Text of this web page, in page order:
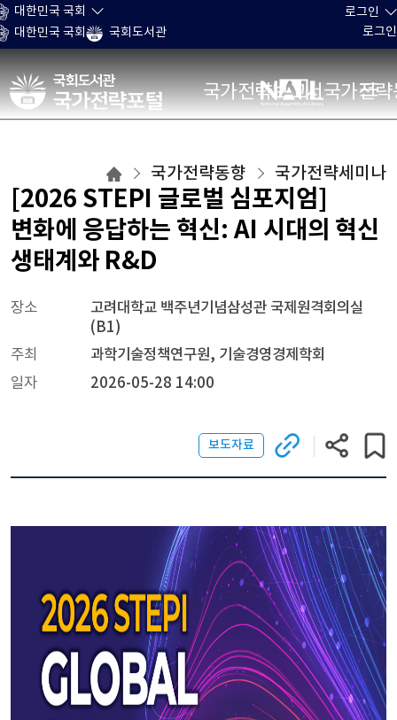
본문 바로가기
대한민국 국회
대한민국 국회
국회도서관
로그인
로그인
국가전략포털 국가전략보고서국가전략
국가전략세미나
목록으로
이동
국가전략동향 국가전략세미나
[2026 STEPI 글로벌 심포지엄]
변화에 응답하는 혁신: AI 시대의 혁신
생태계와 R&D
장소
고려대학교 백주년기념삼성관 국제원격회의실
(B1)
주최
과학기술정책연구원, 기술경영경제학회
일자
2026-05-28 14:00
보도자료
관련
사이트로
창)
현재
페이지
게
스